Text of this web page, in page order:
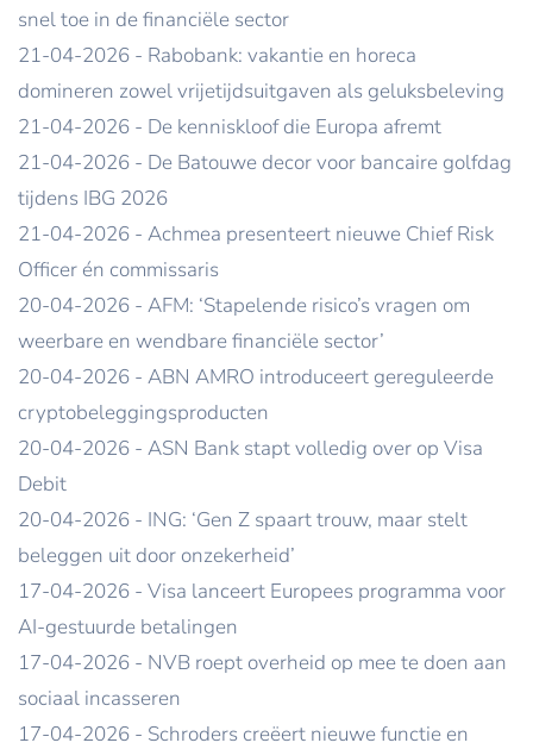
snel toe in de financiële sector
21-04-2026 - Rabobank: vakantie en horeca
domineren zowel vrijetijdsuitgaven als geluksbeleving
21-04-2026 - De kenniskloof die Europa afremt
21-04-2026 - De Batouwe decor voor bancaire golfdag
tijdens IBG 2026
21-04-2026 - Achmea presenteert nieuwe Chief Risk
Officer én commissaris
20-04-2026 - AFM: ‘Stapelende risico’s vragen om
weerbare en wendbare financiële sector’
20-04-2026 - ABN AMRO introduceert gereguleerde
cryptobeleggingsproducten
20-04-2026 - ASN Bank stapt volledig over op Visa
Debit
20-04-2026 - ING: ‘Gen Z spaart trouw, maar stelt
beleggen uit door onzekerheid’
17-04-2026 - Visa lanceert Europees programma voor
AI-gestuurde betalingen
17-04-2026 - NVB roept overheid op mee te doen aan
sociaal incasseren
17-04-2026 - Schroders creëert nieuwe functie en